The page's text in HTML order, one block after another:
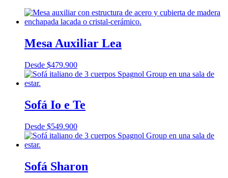
Mesa Auxiliar Lea
Desde $479.900
Sofá Io e Te
Desde $549.900
Sofá Sharon